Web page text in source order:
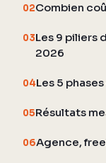
02Combien
03Les 9 piliers
2026
04Les 5
05Résultats
06Agence,